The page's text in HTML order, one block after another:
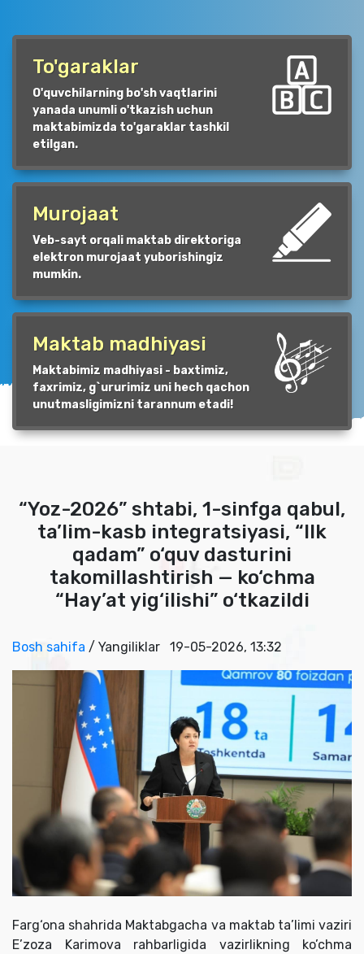
To'garaklar
O'quvchilarning bo'sh vaqtlarini
yanada unumli o'tkazish uchun
maktabimizda to'garaklar tashkil
etilgan.
Murojaat
Veb-sayt orqali maktab direktoriga
elektron murojaat yuborishingiz
mumkin.
Maktab madhiyasi
Maktabimiz madhiyasi - baxtimiz,
faxrimiz, g`ururimiz uni hech qachon
unutmasligimizni tarannum etadi!
“Yoz-2026” shtabi, 1-sinfga qabul,
ta’lim-kasb integratsiyasi, “Ilk
qadam” o‘quv dasturini
takomillashtirish — ko‘chma
“Hay’at yig‘ilishi” o‘tkazildi
Bosh sahifa / Yangiliklar 19-05-2026, 13:32
Farg‘ona shahrida Maktabgacha va maktab ta’limi vaziri
E’zoza Karimova rahbarligida vazirlikning ko’chma